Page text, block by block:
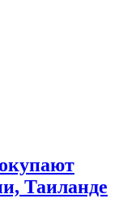
Таиланде